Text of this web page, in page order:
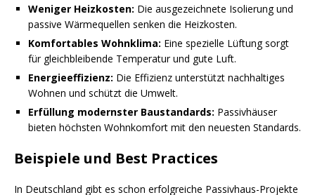
Weniger Heizkosten: Die ausgezeichnete Isolierung und
passive Wärmequellen senken die Heizkosten.
Komfortables Wohnklima: Eine spezielle Lüftung sorgt
für gleichbleibende Temperatur und gute Luft.
Energieeffizienz: Die Effizienz unterstützt nachhaltiges
Wohnen und schützt die Umwelt.
Erfüllung modernster Baustandards: Passivhäuser
bieten höchsten Wohnkomfort mit den neuesten Standards.
Beispiele und Best Practices
In Deutschland gibt es schon erfolgreiche Passivhaus-Projekte